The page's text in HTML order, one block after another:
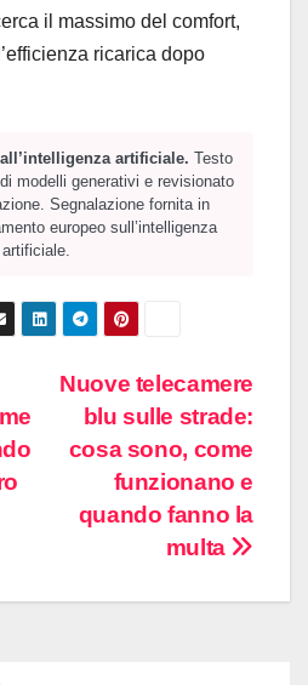
il massimo del comfort,
ricarica dopo
artificiale. Testo
modelli generativi e revisionato
Segnalazione fornita in
europeo sull’intelligenza
artificiale.
Nuove telecamere
blu sulle strade:
cosa sono, come
funzionano e
quando fanno la
multa